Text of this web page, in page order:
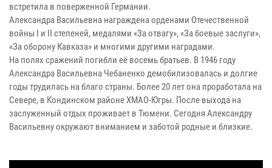
встретила в поверженной Германии.
Александра Васильевна награждена орденами Отечественной
войны I и II степеней, медалями «За отвагу», «За боевые заслуги»,
«За оборону Кавказа» и многими другими наградами.
На полях сражений погибли её восемь братьев. В 1946 году
Александра Васильевна Чебаненко демобилизовалась и долгие
годы трудилась на благо страны. Более 20 лет она проработала на
Севере, в Кондинском районе ХМАО-Югры. После выхода на
заслуженный отдых проживает в Тюмени. Сегодня Александру
Васильевну окружают вниманием и заботой родные и близкие.